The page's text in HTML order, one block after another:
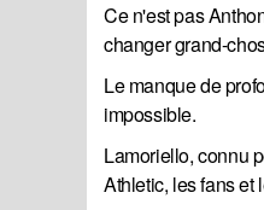
Ce n'est pas
changer grand-
Le manque de
impossible.
Lamoriello, connu
Athletic, les fans et